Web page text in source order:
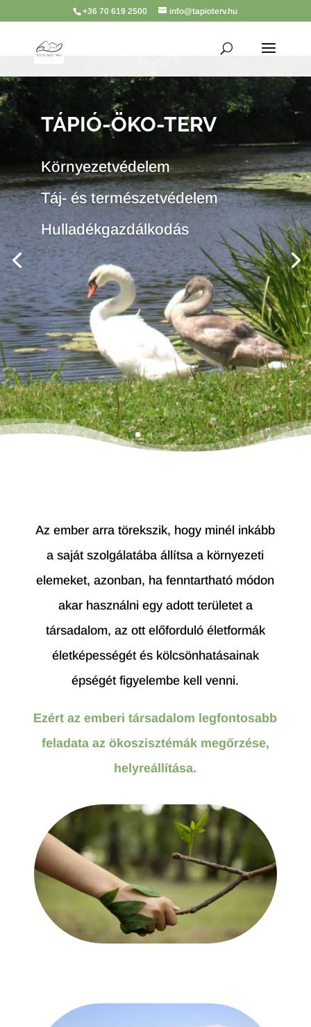
+36 70 619 2500 info@tapioterv.hu
TÁPIÓ-ÖKO-TERV
Környezetvédelem
Táj- és természetvédelem
Hulladékgazdálkodás
Az ember arra törekszik, hogy minél inkább
a saját szolgálatába állítsa a környezeti
elemeket, azonban, ha fenntartható módon
akar használni egy adott területet a
társadalom, az ott előforduló életformák
életképességét és kölcsönhatásainak
épségét figyelembe kell venni.
Ezért az emberi társadalom legfontosabb
feladata az ökoszisztémák megőrzése,
helyreállítása.